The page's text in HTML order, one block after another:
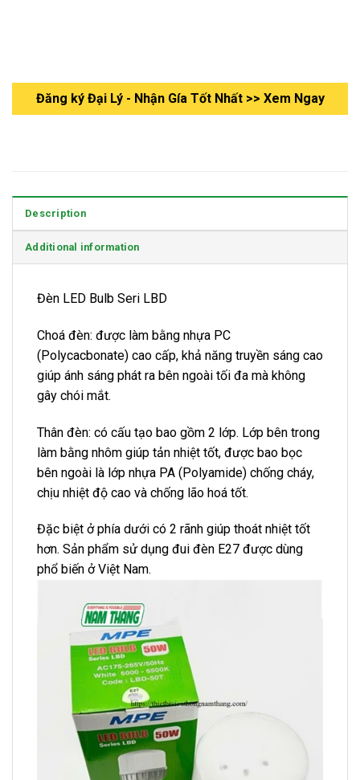
Đăng ký Đại Lý - Nhận Gía Tốt Nhất >> Xem Ngay
Description
Additional information
Đèn LED Bulb Seri LBD
Choá đèn: được làm bằng nhựa PC
(Polycacbonate) cao cấp, khả năng truyền sáng cao
giúp ánh sáng phát ra bên ngoài tối đa mà không
gây chói mắt.
Thân đèn: có cấu tạo bao gồm 2 lớp. Lớp bên trong
làm bằng nhôm giúp tản nhiệt tốt, được bao bọc
bên ngoài là lớp nhựa PA (Polyamide) chống cháy,
chịu nhiệt độ cao và chống lão hoá tốt.
Đặc biệt ở phía dưới có 2 rãnh giúp thoát nhiệt tốt
hơn. Sản phẩm sử dụng đui đèn E27 được dùng
phổ biến ở Việt Nam.